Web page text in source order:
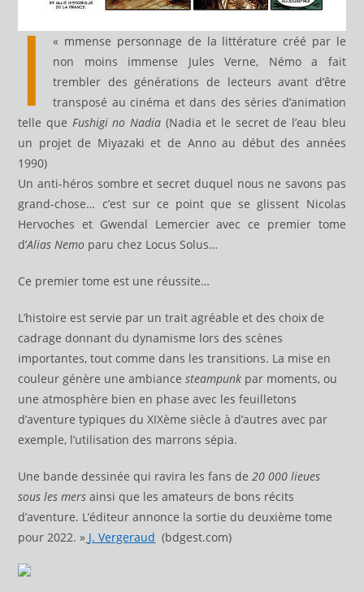
«
I
mmense personnage de la littérature créé par le
non moins immense Jules Verne, Némo a fait
trembler des générations de lecteurs avant d’être
transposé au cinéma et dans des séries d’animation
telle que Fushigi no Nadia (Nadia et le secret de l’eau bleu
un projet de Miyazaki et de Anno au début des années
1990)
Un anti-héros sombre et secret duquel nous ne savons pas
grand-chose… c’est sur ce point que se glissent Nicolas
Hervoches et Gwendal Lemercier avec ce premier tome
d’Alias Nemo paru chez Locus Solus…
Ce premier tome est une réussite…
L’histoire est servie par un trait agréable et des choix de
cadrage donnant du dynamisme lors des scènes
importantes, tout comme dans les transitions. La mise en
couleur génère une ambiancesteampunk par moments, ou
une atmosphère bien en phase avec les feuilletons
d’aventure typiques du XIXème siècle à d’autres avec par
exemple, l’utilisation des marrons sépia.
Une bande dessinée qui ravira les fans de20 000 lieues
sous les mers ainsi que les amateurs de bons récits
d’aventure. L’éditeur annonce la sortie du deuxième tome
pour 2022. » J. Vergeraud (bdgest.com)